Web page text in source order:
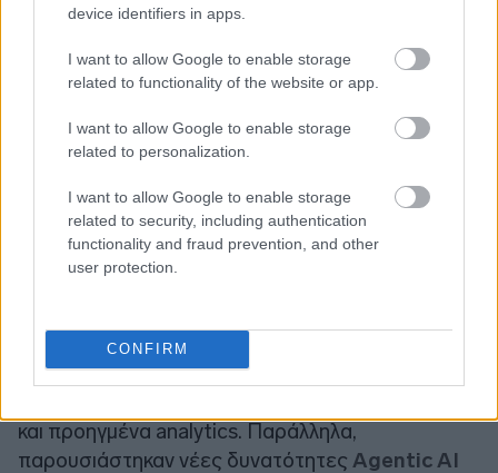
device identifiers in apps.
I want to allow Google to enable storage
related to functionality of the website or app.
I want to allow Google to enable storage
related to personalization.
I want to allow Google to enable storage
related to security, including authentication
functionality and fraud prevention, and other
user protection.
CONFIRM
Το 2025, ο Όμιλος ενίσχυσε σημαντικά το
συμμόρφωση. Συγκεκριμένα, το
αναβαθμίστηκε με embedded AI εργαλεία,
και προηγμένα analytics. Παράλληλα,
παρουσιάστηκαν νέες δυνατότητες Agentic AI